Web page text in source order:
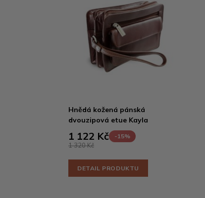
Hnědá kožená pánská
dvouzipová etue Kayla
1 122 Kč -15%
1 320 Kč
DETAIL PRODUKTU